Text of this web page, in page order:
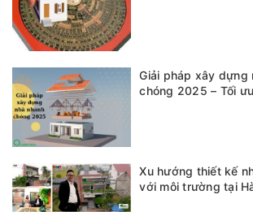
Giải pháp xây dựng
chóng 2025 – Tối
Xu hướng thiết kế
với môi trường tại